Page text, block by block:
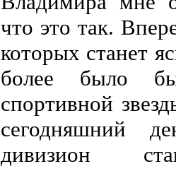
что это так.
которых станет
более было
спортивной
сегодняшний
дивизион